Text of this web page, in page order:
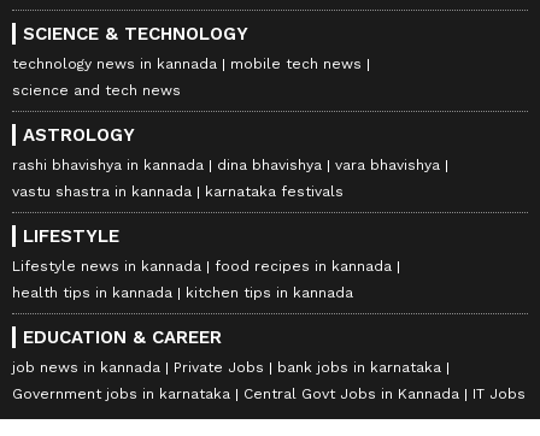
SCIENCE & TECHNOLOGY
technology news in kannada
mobile tech news
science and tech news
ASTROLOGY
rashi bhavishya in kannada dina bhavishya
vara bhavishya
vastu shastra in kannada
karnataka festivals
LIFESTYLE
Lifestyle news in kannada
food recipes in kannada
health tips in kannada
kitchen tips in kannada
EDUCATION & CAREER
job news in kannada Private Jobs
bank jobs in karnataka
Government jobs in karnataka
Central Govt Jobs in Kannada IT Jobs